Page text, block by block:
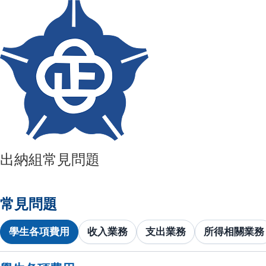
出納組常見問題
常見問題
學生各項費用 收入業務 支出業務 所得相關業務